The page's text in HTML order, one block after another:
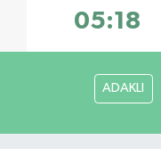
05:18
ADAKLI